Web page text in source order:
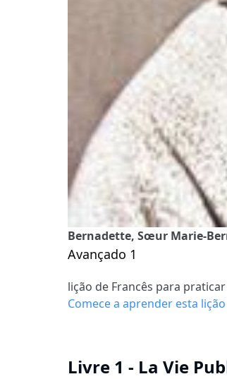
Bernadette, Sœur Marie-
Avançado 1
lição de Francês para
Comece a aprender esta
Livre 1 - La Vie